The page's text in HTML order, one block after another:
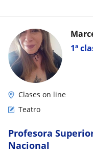
1ª
Clases on line
Teatro
Profesora
Nacional